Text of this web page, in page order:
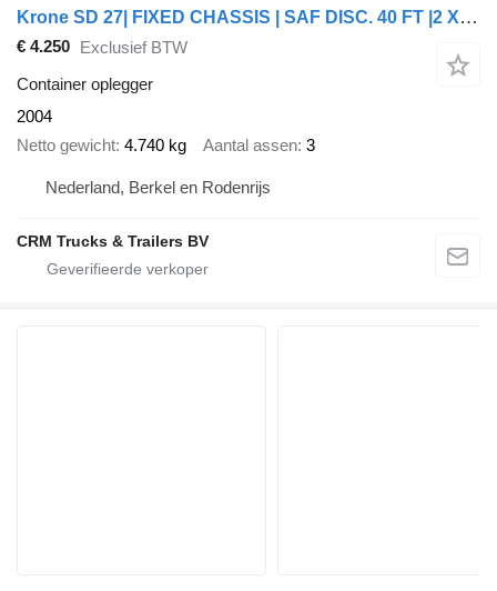
Krone SD 27| FIXED CHASSIS | SAF DISC. 40 FT |2 X 20 FT| HIGHCUBE | 20
€ 4.250
Exclusief BTW
Container oplegger
2004
Netto gewicht 4.740 kg Aantal assen 3
Nederland, Berkel en Rodenrijs
CRM Trucks & Trailers BV